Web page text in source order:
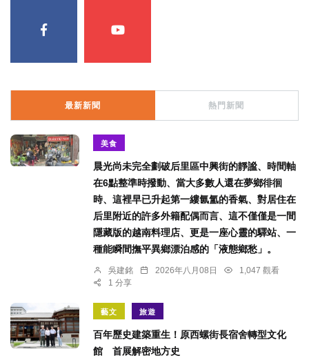
最新新聞 熱門新聞
美食
晨光尚未完全劃破后里區中興街的靜謐、時間軸
在6點整準時撥動、當大多數人還在夢鄉徘徊
時、這裡早已升起第一縷氤氳的香氣、對居住在
后里附近的許多外籍配偶而言、這不僅僅是一間
隱藏版的越南料理店、更是一座心靈的驛站、一
種能瞬間撫平異鄉漂泊感的「液態鄉愁」。
吳建銘 2026年八月08日
1,047 觀看
1 分享
藝文 旅遊
百年歷史建築重生！原西螺街長宿舍轉型文化
館 首展解密地方史